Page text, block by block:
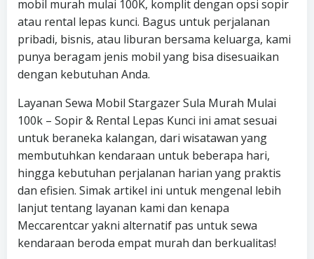
mobil murah mulai 100K, komplit dengan opsi sopir
atau rental lepas kunci. Bagus untuk perjalanan
pribadi, bisnis, atau liburan bersama keluarga, kami
punya beragam jenis mobil yang bisa disesuaikan
dengan kebutuhan Anda.
Layanan Sewa Mobil Stargazer Sula Murah Mulai
100k – Sopir & Rental Lepas Kunci ini amat sesuai
untuk beraneka kalangan, dari wisatawan yang
membutuhkan kendaraan untuk beberapa hari,
hingga kebutuhan perjalanan harian yang praktis
dan efisien. Simak artikel ini untuk mengenal lebih
lanjut tentang layanan kami dan kenapa
Meccarentcar yakni alternatif pas untuk sewa
kendaraan beroda empat murah dan berkualitas!